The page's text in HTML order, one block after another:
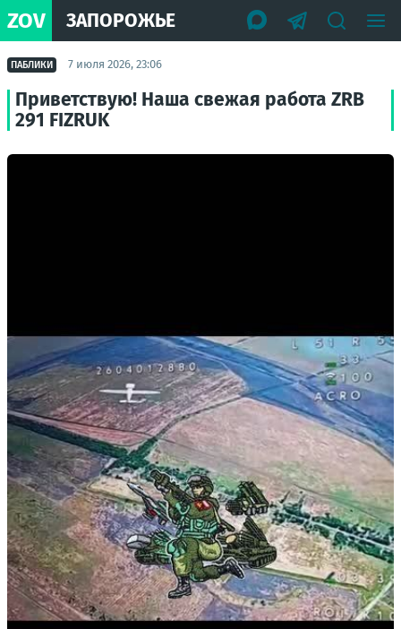
ZOV ЗАПОРОЖЬЕ
ПАБЛИКИ 7 июля 2026, 23:06
Приветствую! Наша свежая работа ZRB
291 FIZRUK